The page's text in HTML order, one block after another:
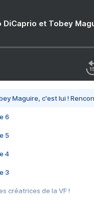
DiCaprio et Tobey
Maguire, c'est lui !
6
5
4
3
créatrices de la VF !